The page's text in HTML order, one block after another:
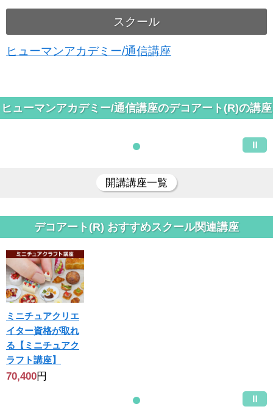
スクール
ヒューマンアカデミー/通信講座
ヒューマンアカデミー/通信講座のデコアート(R)の講座
開講講座一覧
デコアート(R) おすすめスクール関連講座
ミニチュアクリエ
イター資格が取れ
る【ミニチュアク
ラフト講座】
70,400円